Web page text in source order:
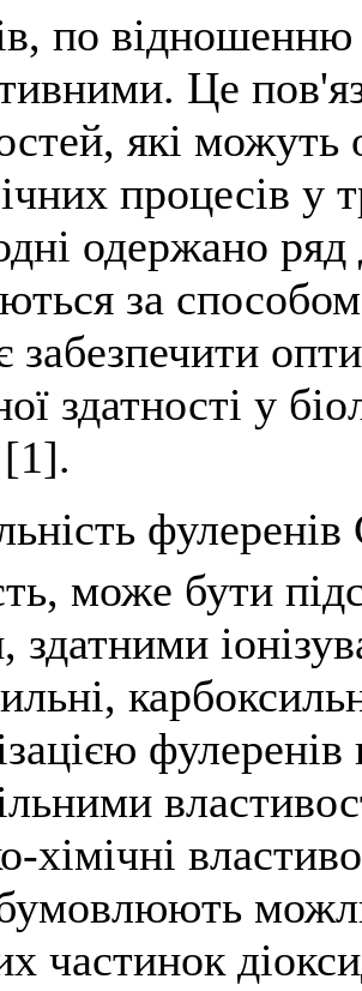
по
Це
які
процесів у
одержано ряд
за
забезпечити
здатності у
[1].
фулеренів
може бути
здатними
хімічні
частинок